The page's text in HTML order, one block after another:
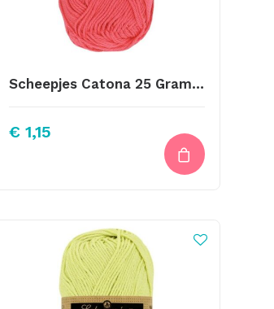
Scheepjes Catona 25 Gram Kleur 256
€ 1,15